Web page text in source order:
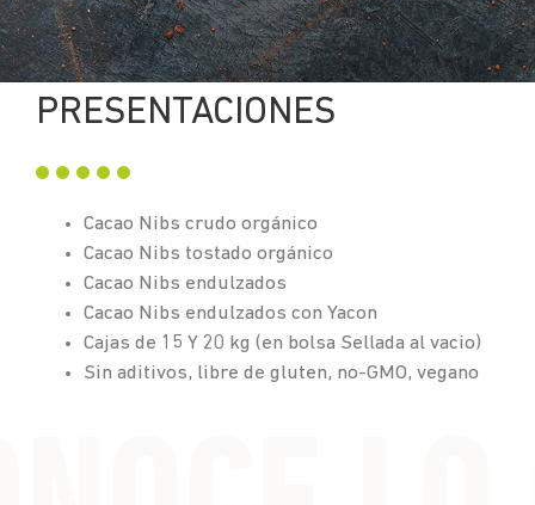
PRESENTACIONES
Cacao Nibs crudo orgánico
Cacao Nibs tostado orgánico
Cacao Nibs endulzados
Cacao Nibs endulzados con Yacon
Cajas de 15 Y 20 kg (en bolsa Sellada al vacio)
Sin aditivos, libre de gluten, no-GMO, vegano